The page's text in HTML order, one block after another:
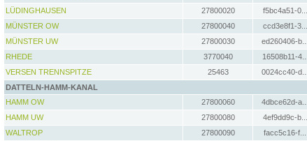
LÜDINGHAUSEN
27800020 f5bc4a51-0...
MÜNSTER OW
27800040 ccd3e8f1-3...
MÜNSTER UW
27800030 ed260406-b...
RHEDE
3770040 16508b11-4...
VERSEN TRENNSPITZE
25463 0024cc40-d...
DATTELN-HAMM-KANAL
HAMM OW
27800060 4dbce62d-a...
HAMM UW
27800080 4ef9dd9c-b...
WALTROP
27800090 facc5c16-f...